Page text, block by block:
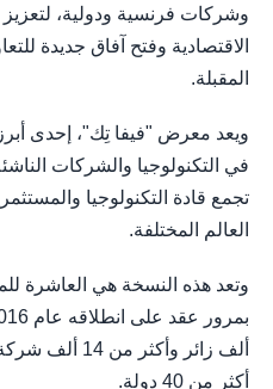
وشركات فرنسية ودولية، لتعزيز
الاقتصادية وفتح آفاق جديدة
المقبلة.
ويعد معرض "فيفا تِك"، إحدى
في التكنولوجيا والشركات
تجمع قادة التكنولوجيا
العالم المختلفة.
وتعد هذه النسخة هي العاشرة
أكثر من 40 دولة.